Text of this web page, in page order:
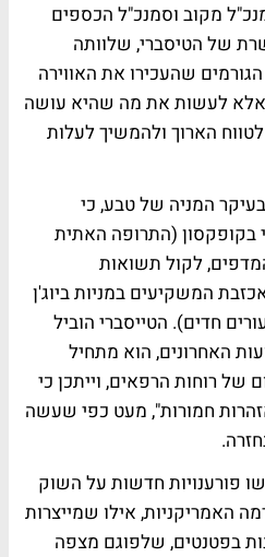
ציינו המנכ"ל מקוב וסמנכ"ל הכספים
של הטיסברי, שלוותה
שהעכירו את האווירה
אלא לעשות את מה שהיא עושה
הארוך ולהמשיך לעלות
המניה של טבע, כי
בקופקסון (התרופה האתית
לקול תשואות
המשקיעים במניות ביוג'ן
חדים). הטייסברי הוביל
האחרונים, הוא מתחיל
רוחות הרפאים, וייתכן כי
חמורות", מעט כפי שעשה
פורענויות חדשות על השוק
האמריקניות, אילו שמייצרות
בפטנטים, שלפוגם מצפה